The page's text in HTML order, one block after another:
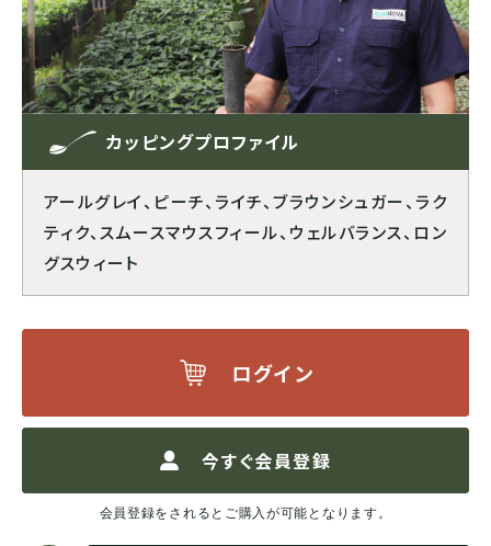
カッピングプロファイル
アールグレイ、ピーチ、ライチ、ブラウンシュガー、ラク
ティク、スムースマウスフィール、ウェルバランス、ロン
グスウィート
ログイン
今すぐ会員登録
会員登録をされるとご購入が可能となります。
ゲイシャ
その他希少種
ブルンジ
CENTRAL AMERICA
メキシコ
グアテマラ
ホンジュラス
スマトラ式
ドライハル
その他独自プロセス
カフェインレス
プライベートオークション
ソーシャルプロジェクト